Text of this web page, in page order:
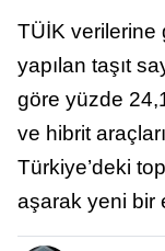
TÜİK verilerine
yapılan taşıt
göre yüzde
ve hibrit
Türkiye’deki
aşarak yeni bir